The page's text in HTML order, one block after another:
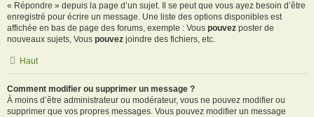
« Répondre » depuis la page d’un sujet. Il se peut que vous ayez besoin d’être
enregistré pour écrire un message. Une liste des options disponibles est
affichée en bas de page des forums, exemple : Vous pouvez poster de
nouveaux sujets, Vous pouvez joindre des fichiers, etc.
Haut
Comment modifier ou supprimer un message ?
À moins d’être administrateur ou modérateur, vous ne pouvez modifier ou
supprimer que vos propres messages. Vous pouvez modifier un message